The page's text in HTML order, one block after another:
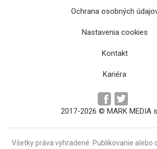
Väčšina obyvateľov Sídliska III v
Ochrana osobných
Nastavenia cookies
Kontakt
Kariéra
2017-2026 © MARK MEDIA
Všetky práva vyhradené. Publikovanie alebo